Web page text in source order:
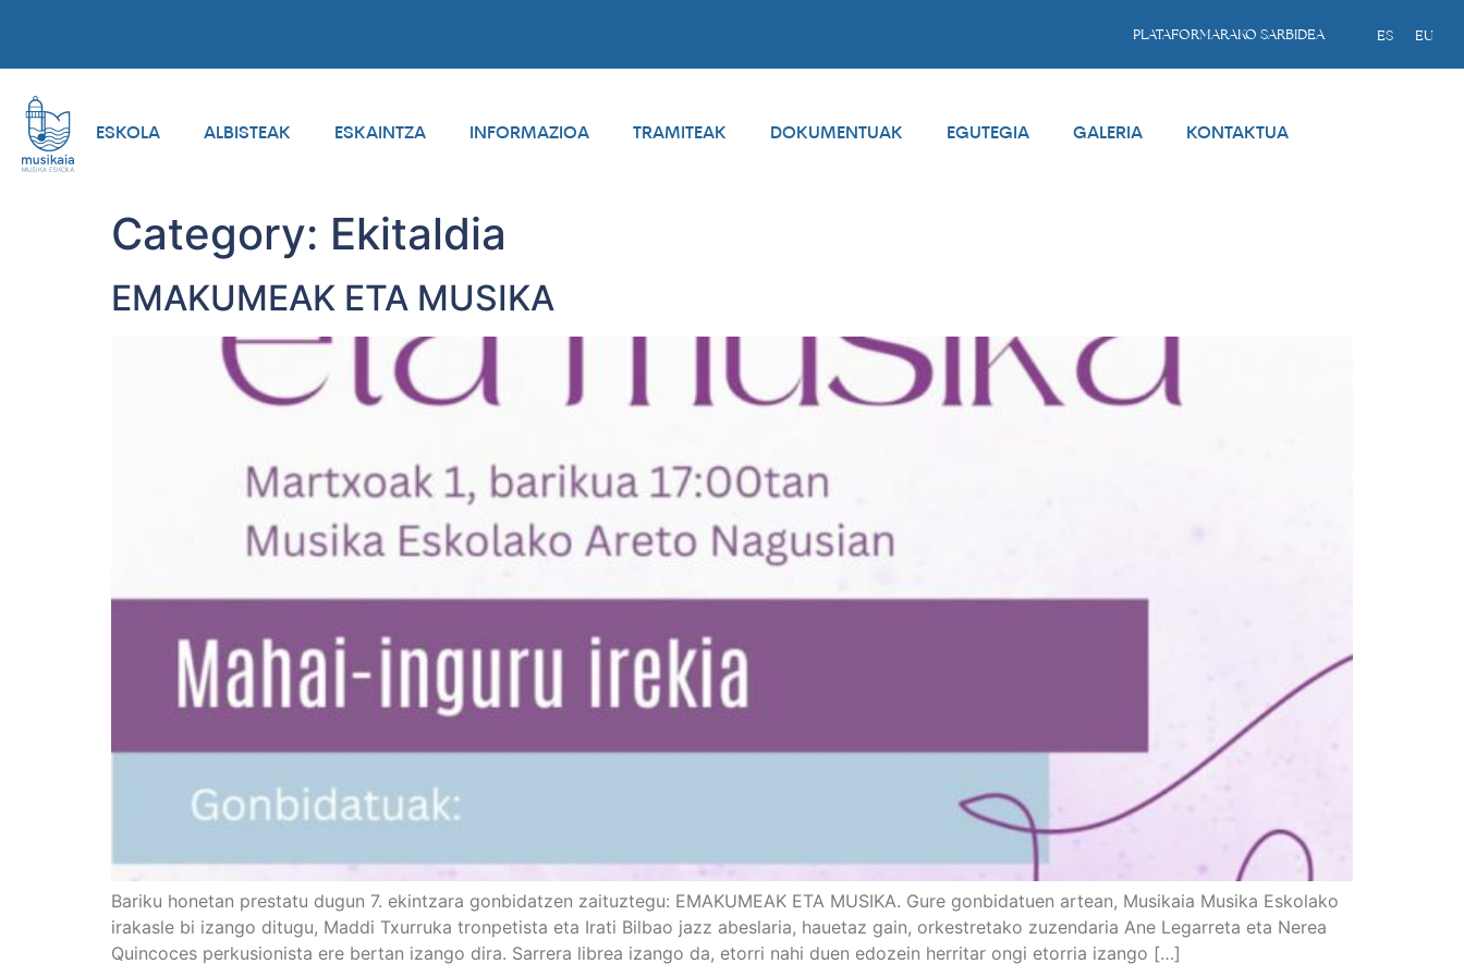
PLATAFORMARAKO SARBIDEA ES EU
ESKOLA ALBISTEAK ESKAINTZA INFORMAZIOA TRAMITEAK DOKUMENTUAK EGUTEGIA GALERIA KONTAKTUA
Category: Ekitaldia
EMAKUMEAK ETA MUSIKA
Bariku honetan prestatu dugun 7. ekintzara gonbidatzen zaituztegu: EMAKUMEAK ETA MUSIKA. Gure gonbidatuen artean, Musikaia Musika Eskolako
irakasle bi izango ditugu, Maddi Txurruka tronpetista eta Irati Bilbao jazz abeslaria, hauetaz gain, orkestretako zuzendaria Ane Legarreta eta Nerea
Quincoces perkusionista ere bertan izango dira. Sarrera librea izango da, etorri nahi duen edozein herritar ongi etorria izango […]